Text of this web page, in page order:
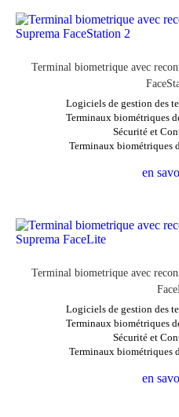
Terminal biometrique avec
Logiciels de gestion des
Terminaux biométriques
Sécurité et
Terminaux biométriques
en
Terminal biometrique avec
Logiciels de gestion des
Terminaux biométriques
Sécurité et
Terminaux biométriques
en